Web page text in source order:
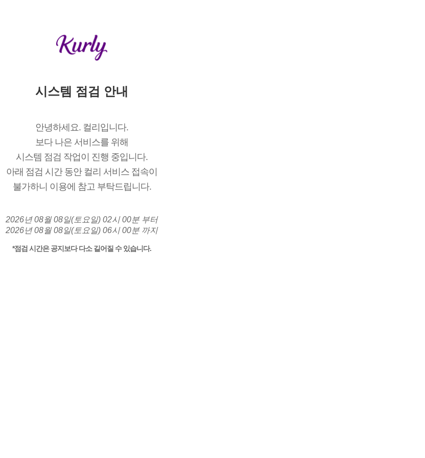
시스템 점검 안내
안녕하세요. 컬리입니다.
보다 나은 서비스를 위해
시스템 점검 작업이 진행 중입니다.
아래 점검 시간 동안 컬리 서비스 접속이
불가하니 이용에 참고 부탁드립니다.
2026년 08월 08일(토요일) 02시 00분 부터
2026년 08월 08일(토요일) 06시 00분 까지
*점검 시간은 공지보다 다소 길어질 수 있습니다.